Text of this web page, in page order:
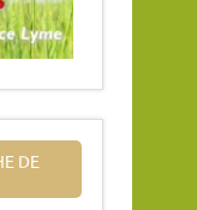
DE